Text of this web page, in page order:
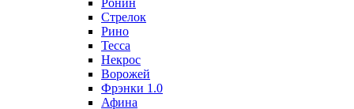
Ронин
Стрелок
Рино
Тесса
Некрос
Ворожей
Фрэнки 1.0
Афина